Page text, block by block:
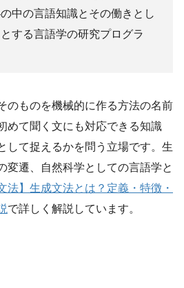
中の言語知識とその働きとし
する言語学の研究プログラ
のものを機械的に作る方法の名前
めて聞く文にも対応できる知識
して捉えるかを問う立場です。生
変遷、自然科学としての言語学と
法】生成文法とは？定義・特徴・
で詳しく解説しています。